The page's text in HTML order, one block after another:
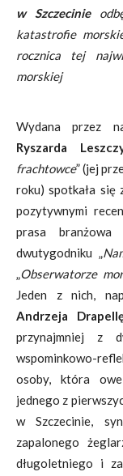
w Szczecinie
katastrofie
rocznica tej
morskiej
Wydana przez
Ryszarda
frachtowce” (jej
roku) spotkała się
pozytywnymi
prasa
dwutygodniku „
„Obserwatorze
Jeden z nich,
Andrzeja
przynajmniej z
wspominkowo-
osoby, która owe
jednego z
w Szczecinie,
zapalonego
długoletniego i